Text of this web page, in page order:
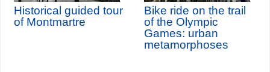
Historical guided tour
of Montmartre
Bike ride on the trail
of the Olympic
Games: urban
metamorphoses